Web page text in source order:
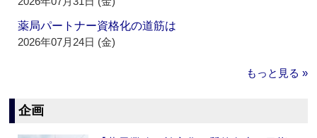
薬局パートナー資格化の道筋は
2026年07月24日 (金)
もっと見る »
企画